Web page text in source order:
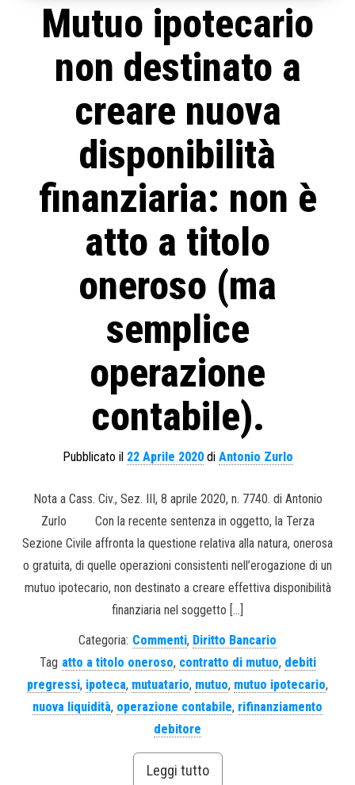
Mutuo ipotecario
non destinato a
creare nuova
disponibilità
finanziaria: non è
atto a titolo
oneroso (ma
semplice
operazione
contabile).
Pubblicato il 22 Aprile 2020di Antonio Zurlo
Nota a Cass. Civ., Sez. III, 8 aprile 2020, n. 7740. di Antonio
Zurlo Con la recente sentenza in oggetto, la Terza
Sezione Civile affronta la questione relativa alla natura, onerosa
o gratuita, di quelle operazioni consistenti nell’erogazione di un
mutuo ipotecario, non destinato a creare effettiva disponibilità
finanziaria nel soggetto […]
Categoria: Commenti, Diritto Bancario
Tag atto a titolo oneroso, contratto di mutuo, debiti
pregressi, ipoteca, mutuatario, mutuo, mutuo ipotecario,
nuova liquidità, operazione contabile, rifinanziamento
debitore
Leggi tutto